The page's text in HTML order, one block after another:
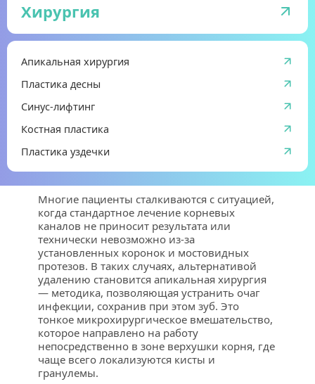
Хирургия
Апикальная хирургия
Пластика десны
Синус-лифтинг
Костная пластика
Пластика уздечки
Многие пациенты сталкиваются с ситуацией,
когда стандартное лечение корневых
каналов не приносит результата или
технически невозможно из-за
установленных коронок и мостовидных
протезов. В таких случаях, альтернативой
удалению становится апикальная хирургия
— методика, позволяющая устранить очаг
инфекции, сохранив при этом зуб. Это
тонкое микрохирургическое вмешательство,
которое направлено на работу
непосредственно в зоне верхушки корня, где
чаще всего локализуются кисты и
гранулемы.